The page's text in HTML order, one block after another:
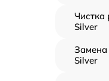
Чистка
Silver
Замена
Silver